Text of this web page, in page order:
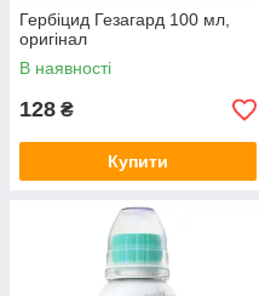
Гербіцид Гезагард 100 мл,
оригінал
В наявності
128 ₴
Купити